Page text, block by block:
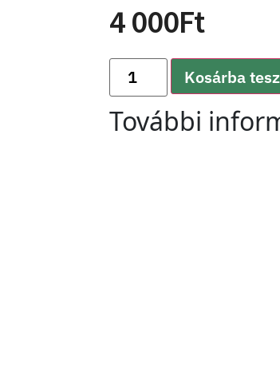
4 000Ft
Kosárba
További